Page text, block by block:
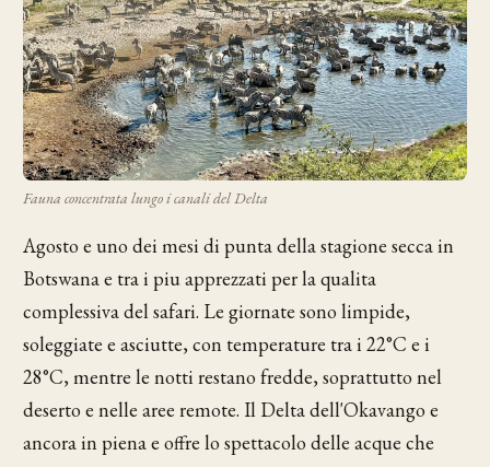
Fauna concentrata lungo i canali del Delta
Agosto e uno dei mesi di punta della stagione secca in
Botswana e tra i piu apprezzati per la qualita
complessiva del safari. Le giornate sono limpide,
soleggiate e asciutte, con temperature tra i 22°C e i
28°C, mentre le notti restano fredde, soprattutto nel
deserto e nelle aree remote. Il Delta dell'Okavango e
ancora in piena e offre lo spettacolo delle acque che